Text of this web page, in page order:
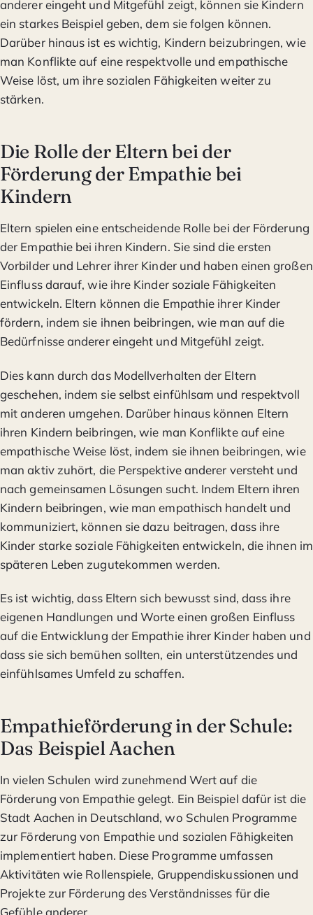
anderer eingeht und Mitgefühl zeigt, können sie Kindern
ein starkes Beispiel geben, dem sie folgen können.
Darüber hinaus ist es wichtig, Kindern beizubringen, wie
man Konflikte auf eine respektvolle und empathische
Weise löst, um ihre sozialen Fähigkeiten weiter zu
stärken.
Die Rolle der Eltern bei der
Förderung der Empathie bei
Kindern
Eltern spielen eine entscheidende Rolle bei der Förderung
der Empathie bei ihren Kindern. Sie sind die ersten
Vorbilder und Lehrer ihrer Kinder und haben einen großen
Einfluss darauf, wie ihre Kinder soziale Fähigkeiten
entwickeln. Eltern können die Empathie ihrer Kinder
fördern, indem sie ihnen beibringen, wie man auf die
Bedürfnisse anderer eingeht und Mitgefühl zeigt.
Dies kann durch das Modellverhalten der Eltern
geschehen, indem sie selbst einfühlsam und respektvoll
mit anderen umgehen. Darüber hinaus können Eltern
ihren Kindern beibringen, wie man Konflikte auf eine
empathische Weise löst, indem sie ihnen beibringen, wie
man aktiv zuhört, die Perspektive anderer versteht und
nach gemeinsamen Lösungen sucht. Indem Eltern ihren
Kindern beibringen, wie man empathisch handelt und
kommuniziert, können sie dazu beitragen, dass ihre
Kinder starke soziale Fähigkeiten entwickeln, die ihnen im
späteren Leben zugutekommen werden.
Es ist wichtig, dass Eltern sich bewusst sind, dass ihre
eigenen Handlungen und Worte einen großen Einfluss
auf die Entwicklung der Empathie ihrer Kinder haben und
dass sie sich bemühen sollten, ein unterstützendes und
einfühlsames Umfeld zu schaffen.
Empathieförderung in der Schule:
Das Beispiel Aachen
In vielen Schulen wird zunehmend Wert auf die
Förderung von Empathie gelegt. Ein Beispiel dafür ist die
Stadt Aachen in Deutschland, wo Schulen Programme
zur Förderung von Empathie und sozialen Fähigkeiten
implementiert haben. Diese Programme umfassen
Aktivitäten wie Rollenspiele, Gruppendiskussionen und
Projekte zur Förderung des Verständnisses für die
Gefühle anderer.